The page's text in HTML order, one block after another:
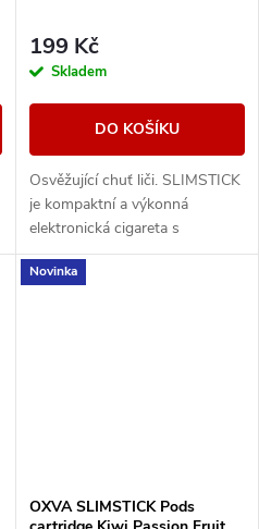
199 Kč
Skladem
DO KOŠÍKU
Osvěžující chuť liči. SLIMSTICK
je kompaktní a výkonná
elektronická cigareta s
předplněnou cartridgí o objemu
2ml.
Novinka
OXVA SLIMSTICK Pods